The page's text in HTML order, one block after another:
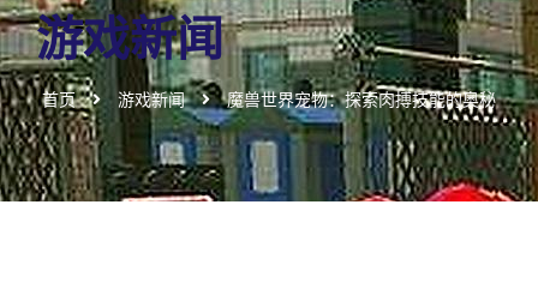
游戏新闻
首页 游戏新闻 魔兽世界宠物：探索肉搏技能的奥秘